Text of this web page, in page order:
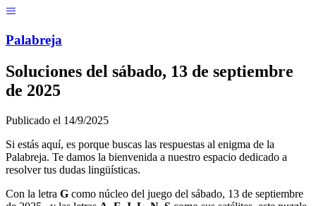
Palabreja
Soluciones del sábado, 13 de septiembre
de 2025
Publicado el 14/9/2025
Si estás aquí, es porque buscas las respuestas al enigma de la
Palabreja. Te damos la bienvenida a nuestro espacio dedicado a
resolver tus dudas lingüísticas.
Con la letra G como núcleo del juego del sábado, 13 de septiembre